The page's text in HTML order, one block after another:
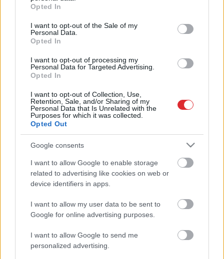
grant or deny consent to Google and its third-party tags to
use your data for below specified purposes in below Google
consent section.
Opted In
I want to opt-out of the Sale of my
Personal Data.
Opted In
I want to opt-out of processing my
Personal Data for Targeted Advertising.
Opted In
I want to opt-out of Collection, Use,
Retention, Sale, and/or Sharing of my
Personal Data that Is Unrelated with the
Purposes for which it was collected.
Opted Out
Google consents
I want to allow Google to enable storage
related to advertising like cookies on web or
device identifiers in apps.
I want to allow my user data to be sent to
Google for online advertising purposes.
I want to allow Google to send me
personalized advertising.
Nemiro
Dubai”
eiro – Latvija “Expo” nepiedalīsies
Klupdami krizdami uz “Expo 2020”.
Latvijas dalība izstādē Dubaijā vēl
šķēršļiem modernizācijai
VIDEO:“Lielā mērā, protams, mēs
uzticējāmies.” Kā caur LTRK
aizplūduši vairāk nekā 2 miljoni
eiro?
Atcelt Ziņot